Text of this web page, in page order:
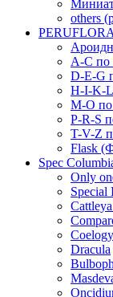
others
A-C по
D-E-G
H-I-K-
M-O
P-R-S
T-V-Z
Flask
Spec
Only
Special
Dracula